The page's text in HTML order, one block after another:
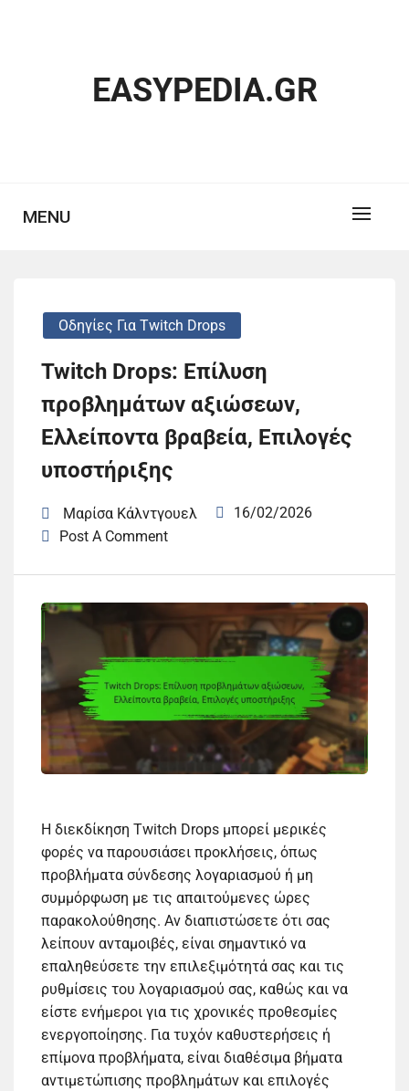
EASYPEDIA.GR
MENU
Οδηγίες Για Twitch Drops
Twitch Drops: Επίλυση
προβλημάτων αξιώσεων,
Ελλείποντα βραβεία, Επιλογές
υποστήριξης
Μαρίσα Κάλντγουελ
16/02/2026
Post A Comment
Η διεκδίκηση Twitch Drops μπορεί μερικές
φορές να παρουσιάσει προκλήσεις, όπως
προβλήματα σύνδεσης λογαριασμού ή μη
συμμόρφωση με τις απαιτούμενες ώρες
παρακολούθησης. Αν διαπιστώσετε ότι σας
λείπουν ανταμοιβές, είναι σημαντικό να
επαληθεύσετε την επιλεξιμότητά σας και τις
ρυθμίσεις του λογαριασμού σας, καθώς και να
είστε ενήμεροι για τις χρονικές προθεσμίες
ενεργοποίησης. Για τυχόν καθυστερήσεις ή
επίμονα προβλήματα, είναι διαθέσιμα βήματα
αντιμετώπισης προβλημάτων και επιλογές